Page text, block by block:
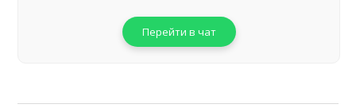
Перейти в чат